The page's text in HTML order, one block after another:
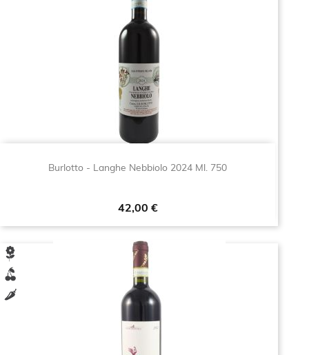
Burlotto - Langhe Nebbiolo 2024 Ml. 750
Prezzo
42,00 €